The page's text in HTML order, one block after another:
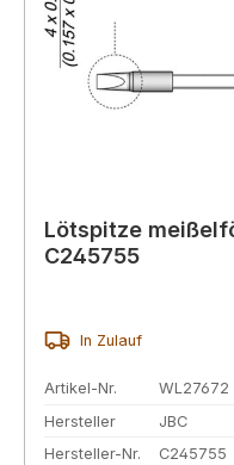
Lötspitze
C245755
In Zulauf
Artikel-Nr.
WL27672
Hersteller
JBC
Hersteller-Nr.
C245755